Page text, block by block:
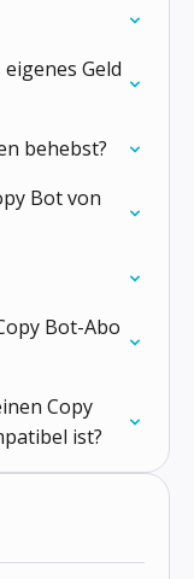
Geld
behebst?
Bot von
Bot-Abo
Copy
ist?